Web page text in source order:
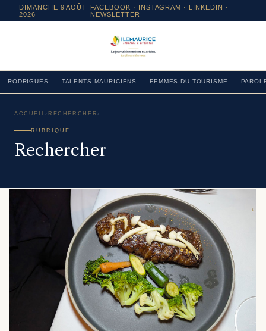
DIMANCHE 9 AOÛT
2026
FACEBOOK · INSTAGRAM · LINKEDIN ·
NEWSLETTER
RODRIGUES TALENTS MAURICIENS FEMMES DU TOURISME
ACCUEIL › RECHERCHER ›
RUBRIQUE
Rechercher